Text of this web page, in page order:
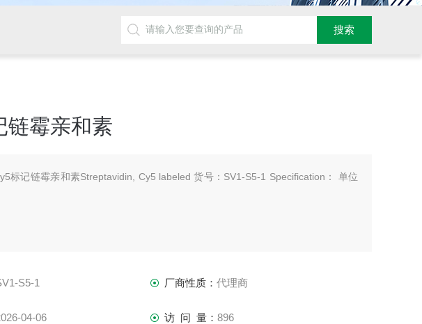
链霉亲和素
标记链霉亲和素Streptavidin, Cy5 labeled 货号：SV1-S5-1 Specification： 单位
S5-1 厂商性质： 代理商
04-06 访 问 量： 896